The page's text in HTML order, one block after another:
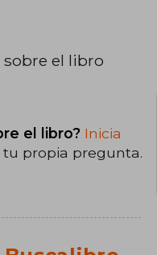
el libro
el libro? Inicia
propia pregunta.